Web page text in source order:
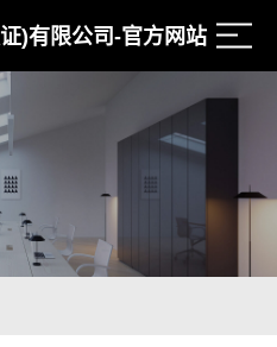
)有限公司-官方网站